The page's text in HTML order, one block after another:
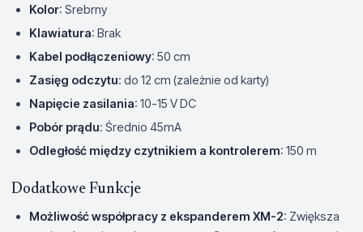
Kolor: Srebrny
Klawiatura: Brak
Kabel podłączeniowy: 50 cm
Zasięg odczytu: do 12 cm (zależnie od karty)
Napięcie zasilania: 10-15 V DC
Pobór prądu: Średnio 45mA
Odległość między czytnikiem a kontrolerem: 150 m
Dodatkowe Funkcje
Możliwość współpracy z ekspanderem XM-2: Zwiększa